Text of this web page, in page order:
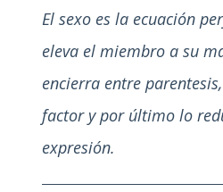
El sexo es la ecuación
eleva el miembro a su
encierra entre
factor y por último lo
expresión.